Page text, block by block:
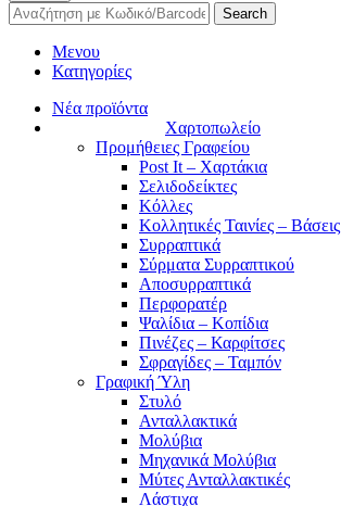
Search
Μενου
Κατηγορίες
Νέα προϊόντα
Χαρτοπωλείο
Προμήθειες Γραφείου
Post It – Χαρτάκια
Σελιδοδείκτες
Κόλλες
Κολλητικές Ταινίες – Βάσεις
Συρραπτικά
Σύρματα Συρραπτικού
Αποσυρραπτικά
Περφορατέρ
Ψαλίδια – Κοπίδια
Πινέζες – Καρφίτσες
Σφραγίδες – Ταμπόν
Γραφική Ύλη
Στυλό
Ανταλλακτικά
Μολύβια
Μηχανικά Μολύβια
Μύτες Ανταλλακτικές
Λάστιχα